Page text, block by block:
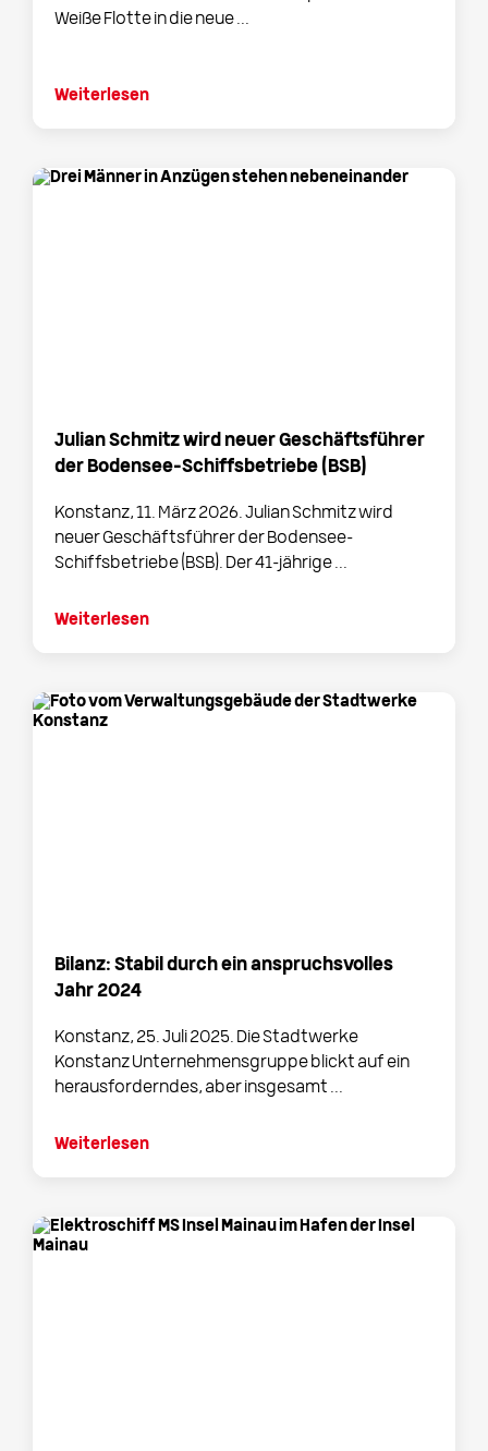
Weiße Flotte in die neue ...
Weiterlesen
Julian Schmitz wird neuer Geschäftsführer
der Bodensee-Schiffsbetriebe (BSB)
Konstanz, 11. März 2026. Julian Schmitz wird
neuer Geschäftsführer der Bodensee-
Schiffsbetriebe (BSB). Der 41-jährige ...
Weiterlesen
Bilanz: Stabil durch ein anspruchsvolles
Jahr 2024
Konstanz, 25. Juli 2025. Die Stadtwerke
Konstanz Unternehmensgruppe blickt auf ein
herausforderndes, aber insgesamt ...
Weiterlesen